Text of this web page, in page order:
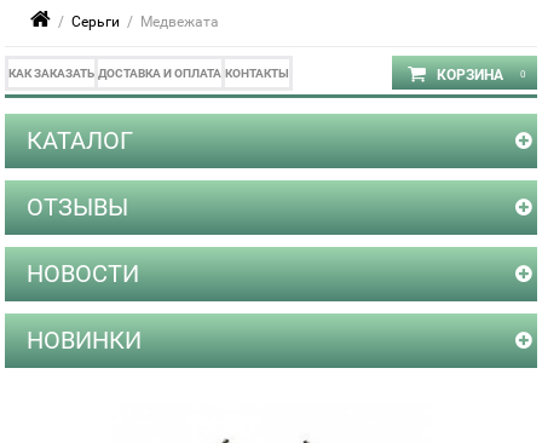
/Серьги / Медвежата
КАК ЗАКАЗАТЬ ДОСТАВКА И ОПЛАТА КОНТАКТЫ
КАТАЛОГ
ОТЗЫВЫ
НОВОСТИ
НОВИНКИ